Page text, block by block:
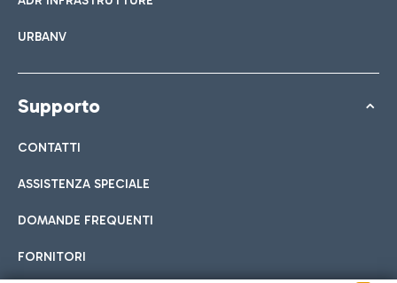
URBANV
Supporto
CONTATTI
ASSISTENZA SPECIALE
DOMANDE FREQUENTI
FORNITORI